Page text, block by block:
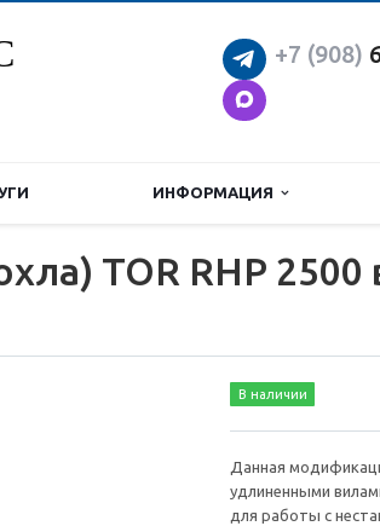
+7 (908)
ИНФОРМАЦИЯ
TOR RHP
В наличии
Данная
удлиненными
для работы с